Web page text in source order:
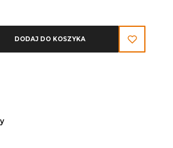
DODAJ DO KOSZYKA